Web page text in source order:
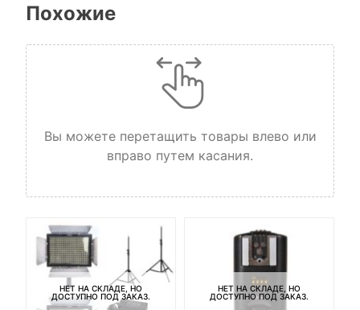
Похожие
Вы можете перетащить товары влево или
вправо путем касания.
НЕТ НА СКЛАДЕ, НО
ДОСТУПНО ПОД ЗАКАЗ.
НЕТ НА СКЛАДЕ, НО
ДОСТУПНО ПОД ЗАКАЗ.